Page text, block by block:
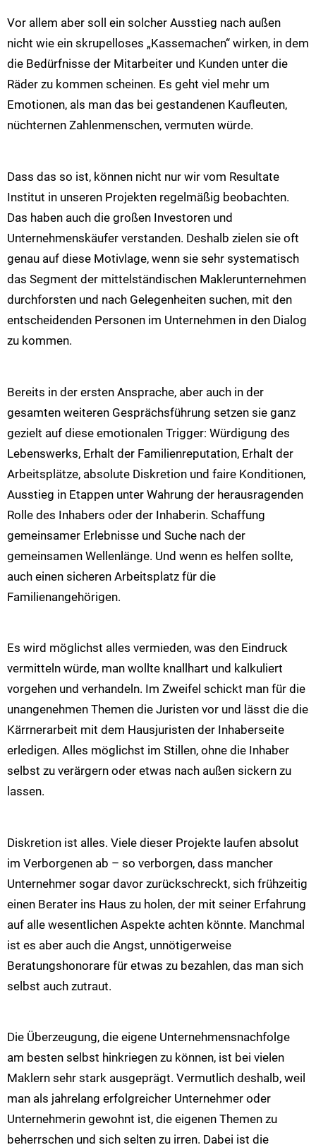
Vor allem aber soll ein solcher Ausstieg nach außen
nicht wie ein skrupelloses „Kassemachen“ wirken, in dem
die Bedürfnisse der Mitarbeiter und Kunden unter die
Räder zu kommen scheinen. Es geht viel mehr um
Emotionen, als man das bei gestandenen Kaufleuten,
nüchternen Zahlenmenschen, vermuten würde.
Dass das so ist, können nicht nur wir vom Resultate
Institut in unseren Projekten regelmäßig beobachten.
Das haben auch die großen Investoren und
Unternehmenskäufer verstanden. Deshalb zielen sie oft
genau auf diese Motivlage, wenn sie sehr systematisch
das Segment der mittelständischen Maklerunternehmen
durchforsten und nach Gelegenheiten suchen, mit den
entscheidenden Personen im Unternehmen in den Dialog
zu kommen.
Bereits in der ersten Ansprache, aber auch in der
gesamten weiteren Gesprächsführung setzen sie ganz
gezielt auf diese emotionalen Trigger: Würdigung des
Lebenswerks, Erhalt der Familienreputation, Erhalt der
Arbeitsplätze, absolute Diskretion und faire Konditionen,
Ausstieg in Etappen unter Wahrung der herausragenden
Rolle des Inhabers oder der Inhaberin. Schaffung
gemeinsamer Erlebnisse und Suche nach der
gemeinsamen Wellenlänge. Und wenn es helfen sollte,
auch einen sicheren Arbeitsplatz für die
Familienangehörigen.
Es wird möglichst alles vermieden, was den Eindruck
vermitteln würde, man wollte knallhart und kalkuliert
vorgehen und verhandeln. Im Zweifel schickt man für die
unangenehmen Themen die Juristen vor und lässt die die
Kärrnerarbeit mit dem Hausjuristen der Inhaberseite
erledigen. Alles möglichst im Stillen, ohne die Inhaber
selbst zu verärgern oder etwas nach außen sickern zu
lassen.
Diskretion ist alles. Viele dieser Projekte laufen absolut
im Verborgenen ab – so verborgen, dass mancher
Unternehmer sogar davor zurückschreckt, sich frühzeitig
einen Berater ins Haus zu holen, der mit seiner Erfahrung
auf alle wesentlichen Aspekte achten könnte. Manchmal
ist es aber auch die Angst, unnötigerweise
Beratungshonorare für etwas zu bezahlen, das man sich
selbst auch zutraut.
Die Überzeugung, die eigene Unternehmensnachfolge
am besten selbst hinkriegen zu können, ist bei vielen
Maklern sehr stark ausgeprägt. Vermutlich deshalb, weil
man als jahrelang erfolgreicher Unternehmer oder
Unternehmerin gewohnt ist, die eigenen Themen zu
beherrschen und sich selten zu irren. Dabei ist die